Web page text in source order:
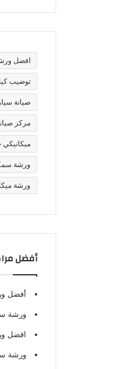
ف
تافضل
توضيب كيا
صيانة
مركز
ورشة
ورشة
أفضل
أفضل
ورشة
افضل
ورشة